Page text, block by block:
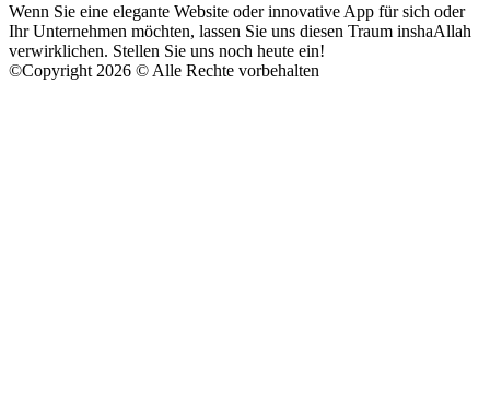
Wenn Sie eine elegante Website oder innovative App für sich oder
Ihr Unternehmen möchten, lassen Sie uns diesen Traum inshaAllah
verwirklichen. Stellen Sie uns noch heute ein!
©Copyright 2026 © Alle Rechte vorbehalten